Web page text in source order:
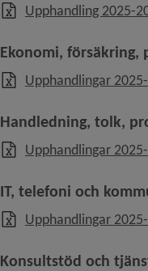
Upphandling 2025-
Ekonomi, försäkring,
Upphandlingar
Handledning, tolk,
Upphandlingar
IT, telefoni och
Upphandlingar
Konsultstöd och